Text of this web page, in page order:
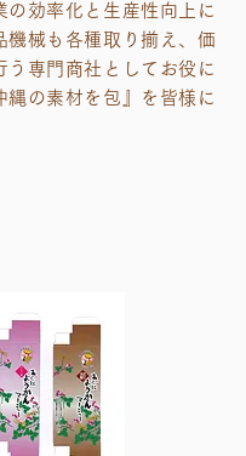
の効率化と生産性向上に
機械も各種取り揃え、価
う専門商社としてお役に
縄の素材を包』を皆様に